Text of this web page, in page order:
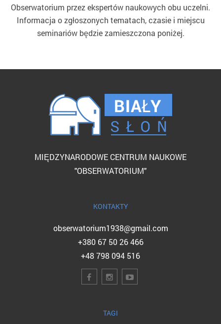
Obserwatorium przez ekspertów naukowych obu uczelni.
Informacja o zgłoszonych tematach, czasie i miejscu
seminariów będzie zamieszczona poniżej.
MIĘDZYNARODOWE CENTRUM NAUKOWE
"OBSERWATORIUM"
KONTAKTY
obserwatorium1938@gmail.com
+380 67 50 26 466
+48 798 094 516
TAGI